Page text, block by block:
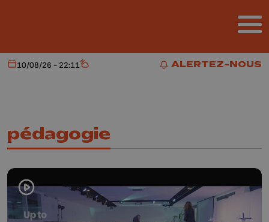
ALERTEZ-NOUS
ALERTEZ-NOUS
Aujourd'hui
10/08/26 - 22:11 Météo
pédagogie